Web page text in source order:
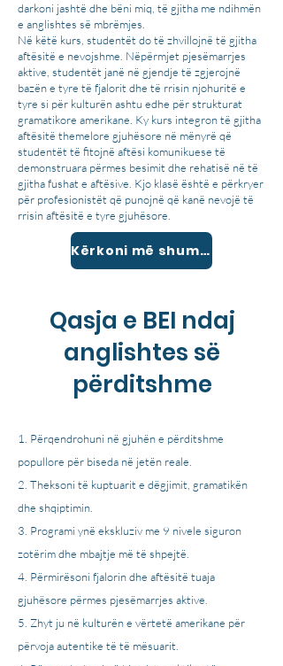
darkoni jashtë dhe bëni miq, të gjitha me ndihmën
e anglishtes së mbrëmjes.
Në këtë kurs, studentët do të zhvillojnë të gjitha
aftësitë e nevojshme. Nëpërmjet pjesëmarrjes
aktive, studentët janë në gjendje të zgjerojnë
bazën e tyre të fjalorit dhe të rrisin njohuritë e
tyre si për kulturën ashtu edhe për strukturat
gramatikore amerikane. Ky kurs integron të gjitha
aftësitë themelore gjuhësore në mënyrë që
studentët të fitojnë aftësi komunikuese të
demonstruara përmes besimit dhe rehatisë në të
gjitha fushat e aftësive. Kjo klasë është e përkryer
për profesionistët që punojnë që kanë nevojë të
rrisin aftësitë e tyre gjuhësore.
Kërkoni më shumë informacion
Qasja e BEI ndaj
anglishtes së
përditshme
Përqendrohuni në gjuhën e përditshme
popullore për biseda në jetën reale.
Theksoni të kuptuarit e dëgjimit, gramatikën
dhe shqiptimin.
Programi ynë ekskluziv me 9 nivele siguron
zotërim dhe mbajtje më të shpejtë.
Përmirësoni fjalorin dhe aftësitë tuaja
gjuhësore përmes pjesëmarrjes aktive.
Zhyt ju në kulturën e vërtetë amerikane për
përvoja autentike të të mësuarit.